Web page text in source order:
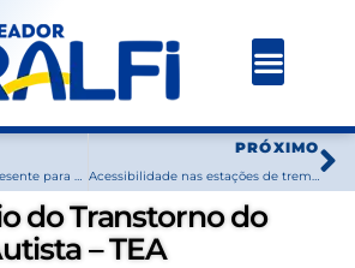
Projeto “Plantando o Presente para Colher o Futuro”
PRÓXIMO
Acessibilidade nas estações de trem em Osasco
do Transtorno do
– TEA